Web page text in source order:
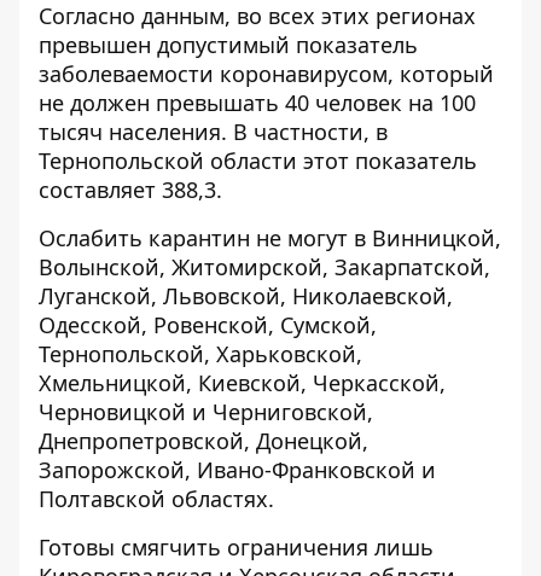
Согласно данным, во всех этих регионах
превышен допустимый показатель
заболеваемости коронавирусом, который
не должен превышать 40 человек на 100
тысяч населения. В частности, в
Тернопольской области этот показатель
составляет 388,3.
Ослабить карантин не могут в Винницкой,
Волынской, Житомирской, Закарпатской,
Луганской, Львовской, Николаевской,
Одесской, Ровенской, Сумской,
Тернопольской, Харьковской,
Хмельницкой, Киевской, Черкасской,
Черновицкой и Черниговской,
Днепропетровской, Донецкой,
Запорожской, Ивано-Франковской и
Полтавской областях.
Готовы смягчить ограничения лишь